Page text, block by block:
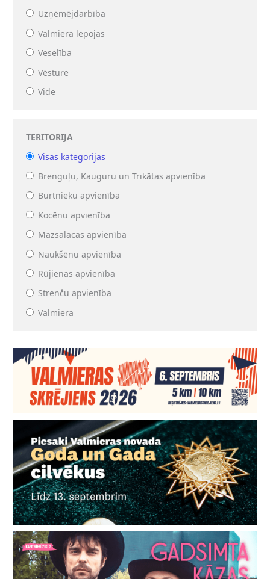
Uzņēmējdarbība
Valmiera lepojas
Veselība
Vēsture
Vide
TERITORIJA
Visas kategorijas
Brenguļu, Kauguru un Trikātas apvienība
Burtnieku apvienība
Kocēnu apvienība
Mazsalacas apvienība
Naukšēnu apvienība
Rūjienas apvienība
Strenču apvienība
Valmiera